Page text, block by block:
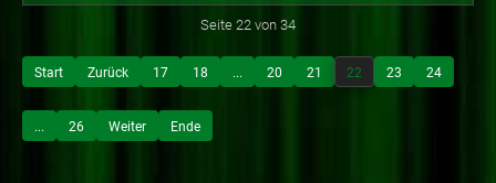
Seite 22 von 34
Start Zurück 17 18 ... 20 21 22 23 24
... 26 Weiter Ende